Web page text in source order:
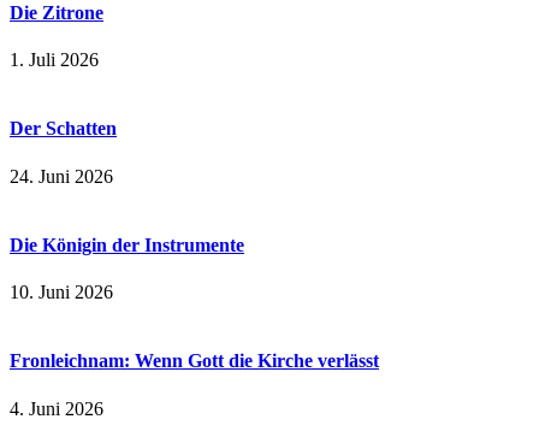
Die Zitrone
1. Juli 2026
Der Schatten
24. Juni 2026
Die Königin der Instrumente
10. Juni 2026
Fronleichnam: Wenn Gott die Kirche verlässt
4. Juni 2026